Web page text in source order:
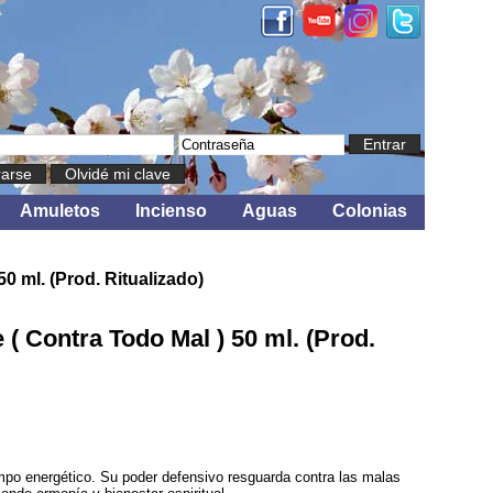
Entrar
Olvidé mi clave
Amuletos Incienso Aguas Colonias
ml. (Prod. Ritualizado)
( Contra Todo Mal ) 50 ml. (Prod.
energético. Su poder defensivo resguarda contra las malas